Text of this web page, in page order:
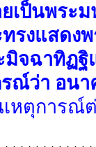
เป็นพระ
รงแสดง
มิจฉาทิฏฐิ
ณ์ว่า อนา
หตุการณ์